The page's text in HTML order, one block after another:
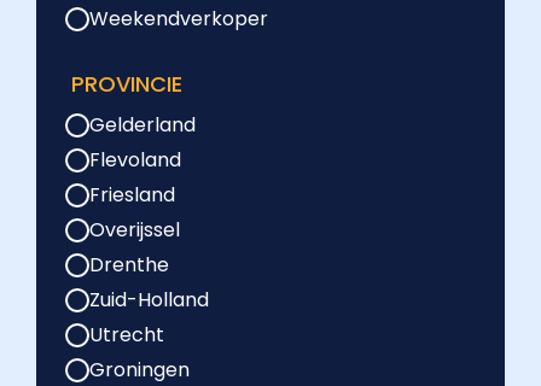
Weekendverkoper
PROVINCIE
Gelderland
Flevoland
Friesland
Overijssel
Drenthe
Zuid-Holland
Utrecht
Groningen